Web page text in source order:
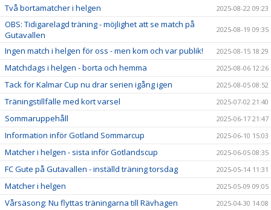
Två bortamatcher i helgen 2025-08-22 09:23
OBS: Tidigarelagd träning - möjlighet att se match på
Gutavallen
2025-08-19 09:35
Ingen match i helgen för oss - men kom och var publik! 2025-08-15 18:29
Matchdags i helgen - borta och hemma 2025-08-06 12:26
Tack för Kalmar Cup nu drar serien igång igen 2025-08-05 08:52
Träningstillfälle med kort varsel 2025-07-02 21:40
Sommaruppehåll 2025-06-17 21:47
Information inför Gotland Sommarcup 2025-06-10 15:03
Matcher i helgen - sista inför Gotlandscup 2025-06-05 08:35
FC Gute på Gutavallen - inställd träning torsdag 2025-05-14 11:31
Matcher i helgen 2025-05-09 09:05
Vårsäsong: Nu flyttas träningarna till Rävhagen 2025-04-30 14:08